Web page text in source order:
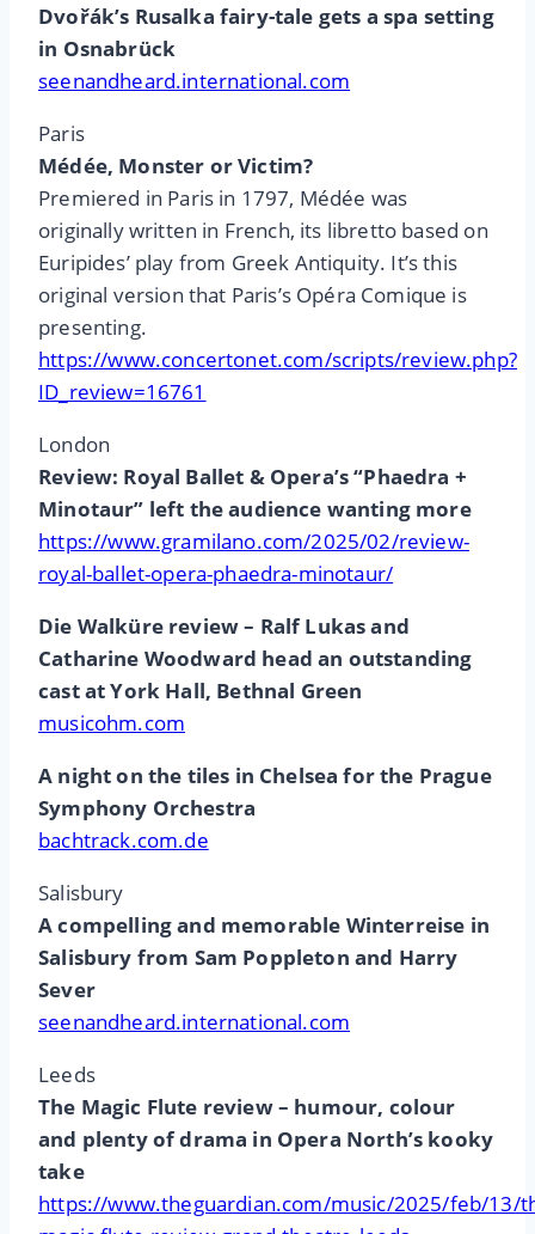
Dvořák’s Rusalka fairy-tale gets a spa setting
in Osnabrück
seenandheard.international.com
Paris
Médée, Monster or Victim?
Premiered in Paris in 1797, Médée was
originally written in French, its libretto based on
Euripides’ play from Greek Antiquity. It’s this
original version that Paris’s Opéra Comique is
presenting.
https://www.concertonet.com/scripts/review.php?
ID_review=16761
London
Review: Royal Ballet & Opera’s “Phaedra +
Minotaur” left the audience wanting more
https://www.gramilano.com/2025/02/review-
royal-ballet-opera-phaedra-minotaur/
Die Walküre review – Ralf Lukas and
Catharine Woodward head an outstanding
cast at York Hall, Bethnal Green
musicohm.com
A night on the tiles in Chelsea for the Prague
Symphony Orchestra
bachtrack.com.de
Salisbury
A compelling and memorable Winterreise in
Salisbury from Sam Poppleton and Harry
Sever
seenandheard.international.com
Leeds
The Magic Flute review – humour, colour
and plenty of drama in Opera North’s kooky
take
https://www.theguardian.com/music/2025/feb/13/